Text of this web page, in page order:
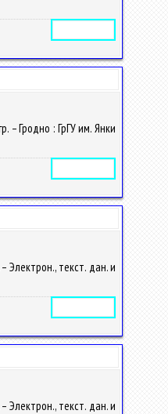
– Гродно : ГрГУ им. Янки
Электрон., текст. дан. и
Электрон., текст. дан. и